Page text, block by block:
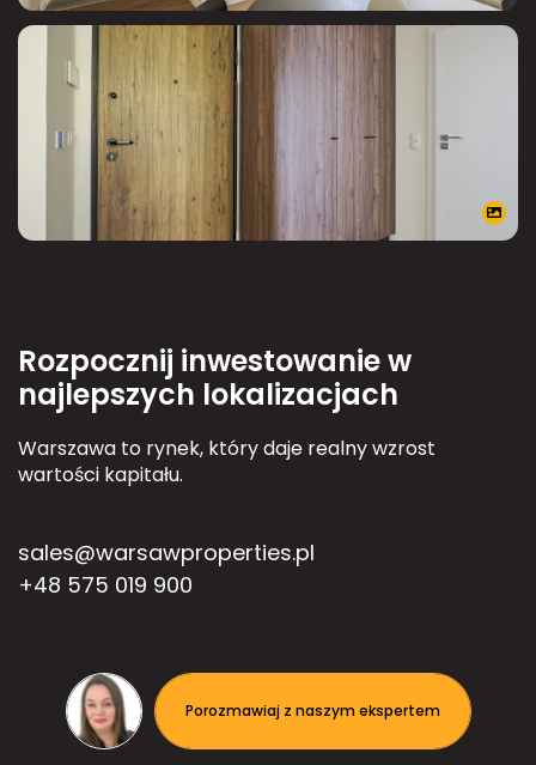
Rozpocznij inwestowanie w
najlepszych lokalizacjach
Warszawa to rynek, który daje realny wzrost
wartości kapitału.
sales@warsawproperties.pl
+48 575 019 900
Porozmawiaj z naszym ekspertem